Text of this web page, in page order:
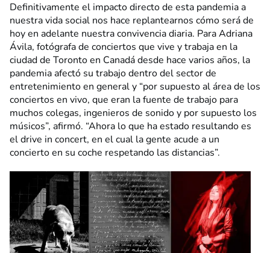
Definitivamente el impacto directo de esta pandemia a
nuestra vida social nos hace replantearnos cómo será de
hoy en adelante nuestra convivencia diaria. Para Adriana
Ávila, fotógrafa de conciertos que vive y trabaja en la
ciudad de Toronto en Canadá desde hace varios años, la
pandemia afectó su trabajo dentro del sector de
entretenimiento en general y “por supuesto al área de los
conciertos en vivo, que eran la fuente de trabajo para
muchos colegas, ingenieros de sonido y por supuesto los
músicos”, afirmó. “Ahora lo que ha estado resultando es
el drive in concert, en el cual la gente acude a un
concierto en su coche respetando las distancias”.